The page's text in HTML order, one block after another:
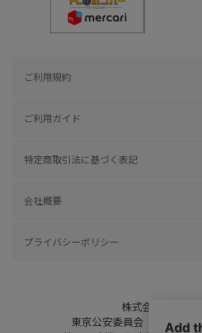
ご利用規約
ご利用ガイド
特定商取引法に基づく表記
会社概要
プライバシーポリシー
株式会社綿半ドッ
東京公安委員会（許可済み